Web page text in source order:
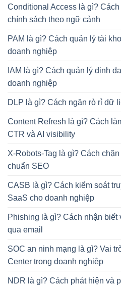
Conditional Access là gì?
chính sách theo ngữ cảnh
PAM là gì? Cách quản lý tài
doanh nghiệp
IAM là gì? Cách quản lý định
doanh nghiệp
DLP là gì? Cách ngăn rò rỉ dữ
Content Refresh là gì? Cách
CTR và AI visibility
X-Robots-Tag là gì? Cách
chuẩn SEO
CASB là gì? Cách kiểm soát
SaaS cho doanh nghiệp
Phishing là gì? Cách nhận
qua email
SOC an ninh mạng là gì? Vai
Center trong doanh nghiệp
NDR là gì? Cách phát hiện và